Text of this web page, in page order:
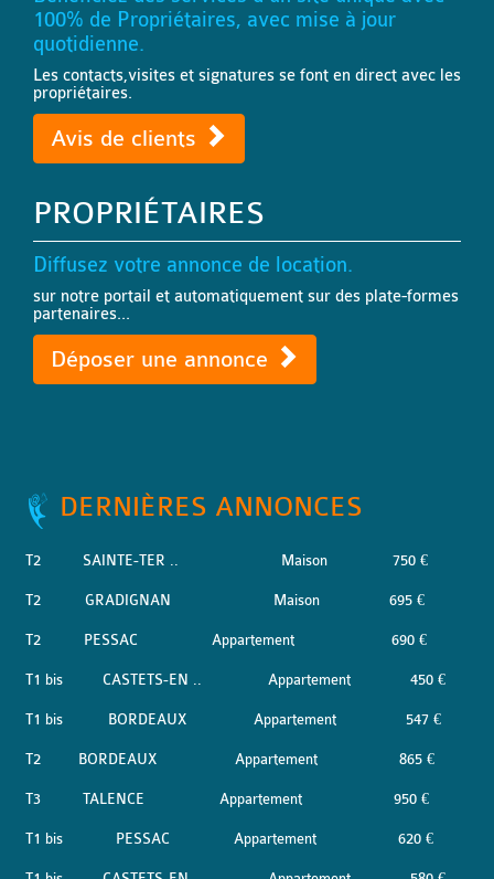
100% de Propriétaires, avec mise à jour
quotidienne.
Les contacts,visites et signatures se font en direct avec les
propriétaires.
Avis de clients
PROPRIÉTAIRES
Diffusez votre annonce de location.
sur notre portail et automatiquement sur des plate-formes
partenaires...
Déposer une annonce
DERNIÈRES ANNONCES
T2 SAINTE-TER .. Maison 750 €
T2 GRADIGNAN Maison 695 €
T2 PESSAC Appartement 690 €
T1 bis CASTETS-EN .. Appartement 450 €
T1 bis BORDEAUX Appartement 547 €
T2 BORDEAUX Appartement 865 €
T3 TALENCE Appartement 950 €
T1 bis PESSAC Appartement 620 €